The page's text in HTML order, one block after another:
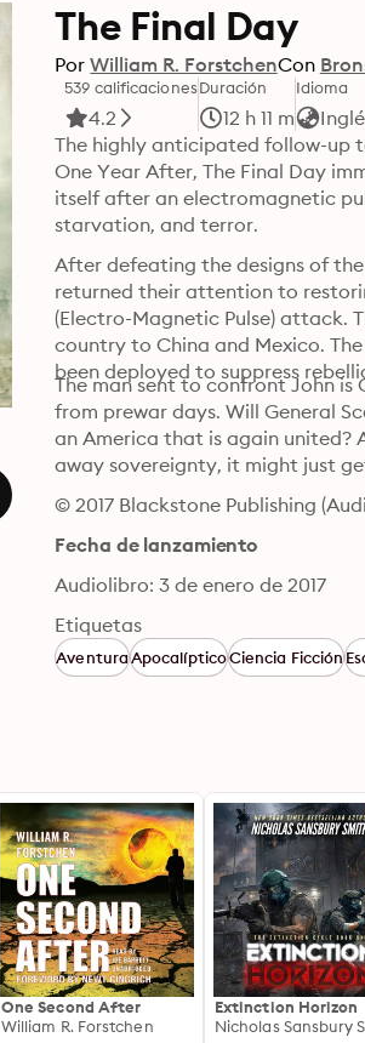
The Final Day
Por William R. ForstchenCon
539 calificaciones
4.2
Duración
12 h 11 m
Idioma
The highly anticipated follow-up
One Year After, The Final Day
itself after an electromagnetic
starvation, and terror.
After defeating the designs of
returned their attention to
(Electro-Magnetic Pulse) attack.
country to China and Mexico.
been deployed to suppress
The man sent to confront John is
from prewar days. Will General
an America that is again united?
away sovereignty, it might just
© 2017 Blackstone Publishing
Fecha de lanzamiento
Audiolibro: 3 de enero de 2017
Etiquetas
AventuraApocalípticoCiencia Ficción
One Second After
William R. Forstchen
Extinction Horizon
Nicholas Sansbury